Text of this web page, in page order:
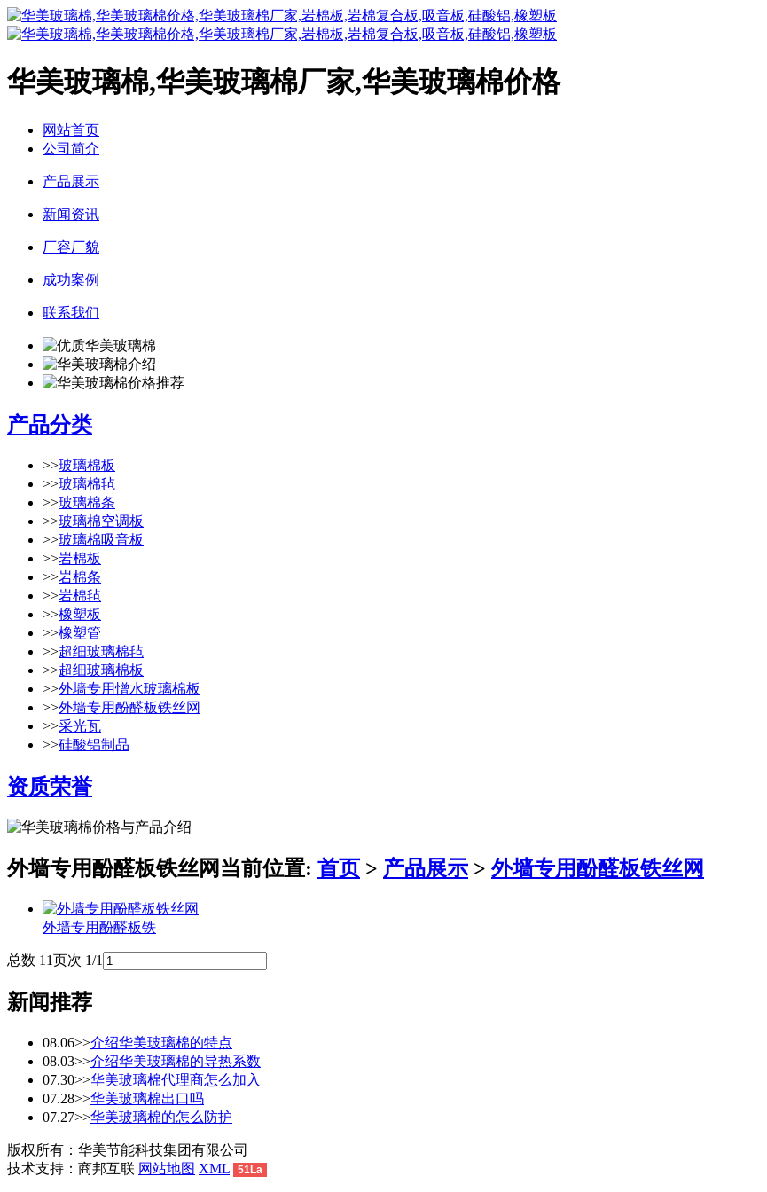
华美玻璃棉,华美玻璃棉厂家,华美玻璃棉价格
网站首页
公司简介
产品展示
新闻资讯
厂容厂貌
成功案例
联系我们
产品分类
>>玻璃棉板
>>玻璃棉毡
>>玻璃棉条
>>玻璃棉空调板
>>玻璃棉吸音板
>>岩棉板
>>岩棉条
>>岩棉毡
>>橡塑板
>>橡塑管
>>超细玻璃棉毡
>>超细玻璃棉板
>>外墙专用憎水玻璃棉板
>>外墙专用酚醛板铁丝网
>>采光瓦
>>硅酸铝制品
资质荣誉
外墙专用酚醛板铁丝网 当前位置: 首页 > 产品展示 > 外墙专用酚醛板铁丝网
外墙专用酚醛板铁
总数 1 1页次 1/1
新闻推荐
08.06>>介绍华美玻璃棉的特点
08.03>>介绍华美玻璃棉的导热系数
07.30>>华美玻璃棉代理商怎么加入
07.28>>华美玻璃棉出口吗
07.27>>华美玻璃棉的怎么防护
版权所有：华美节能科技集团有限公司
技术支持：商邦互联 网站地图 XML 51La